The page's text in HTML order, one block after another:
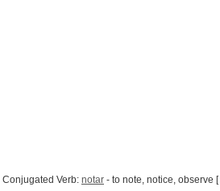
| Conjugated Verb: notar - to note, notice, observe [